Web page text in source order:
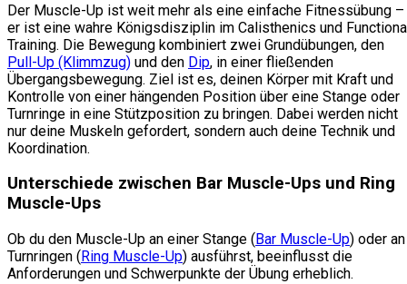
Der Muscle-Up ist weit mehr als eine einfache Fitnessübung –
er ist eine wahre Königsdisziplin im Calisthenics und
Training. Die Bewegung kombiniert zwei Grundübungen, den
Pull-Up (Klimmzug) und den Dip, in einer fließenden
Übergangsbewegung. Ziel ist es, deinen Körper mit Kraft und
Kontrolle von einer hängenden Position über eine Stange oder
Turnringe in eine Stützposition zu bringen. Dabei werden nicht
nur deine Muskeln gefordert, sondern auch deine Technik und
Koordination.
Unterschiede zwischen Bar Muscle-Ups und Ring
Muscle-Ups
Ob du den Muscle-Up an einer Stange (Bar Muscle-Up) oder an
Turnringen (Ring Muscle-Up) ausführst, beeinflusst die
Anforderungen und Schwerpunkte der Übung erheblich.